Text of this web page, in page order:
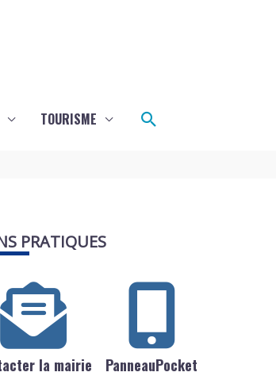
TOURISME Rechercher
PRATIQUES
la mairie PanneauPocket